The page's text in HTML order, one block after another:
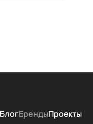
БлогБрендыПроекты